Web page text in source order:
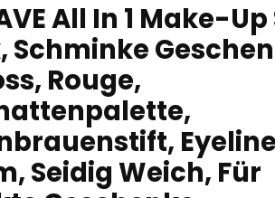
All In 1 Make-Up
Schminke
Rouge,
Seidig Weich, Für